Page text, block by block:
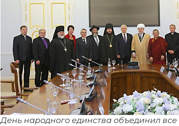
День народного единства объединил